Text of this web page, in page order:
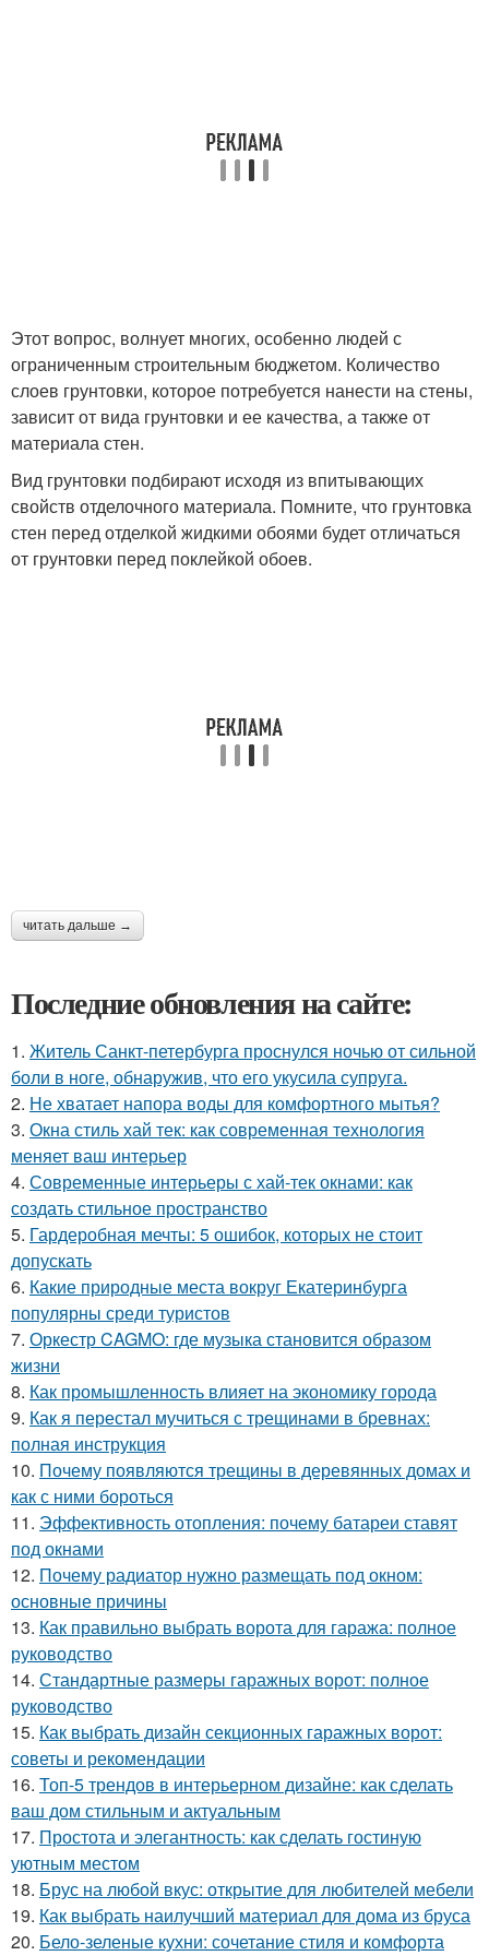
Этот вопрос, волнует многих, особенно людей с
ограниченным строительным бюджетом. Количество
слоев грунтовки, которое потребуется нанести на стены,
зависит от вида грунтовки и ее качества, а также от
материала стен.
Вид грунтовки подбирают исходя из впитывающих
свойств отделочного материала. Помните, что грунтовка
стен перед отделкой жидкими обоями будет отличаться
от грунтовки перед поклейкой обоев.
читать дальше →
Последние обновления на сайте:
1. Житель Санкт-петербурга проснулся ночью от сильной
боли в ноге, обнаружив, что его укусила супруга.
2. Не хватает напора воды для комфортного мытья?
3. Окна стиль хай тек: как современная технология
меняет ваш интерьер
4. Современные интерьеры с хай-тек окнами: как
создать стильное пространство
5. Гардеробная мечты: 5 ошибок, которых не стоит
допускать
6. Какие природные места вокруг Екатеринбурга
популярны среди туристов
7. Оркестр CAGMO: где музыка становится образом
жизни
8. Как промышленность влияет на экономику города
9. Как я перестал мучиться с трещинами в бревнах:
полная инструкция
10. Почему появляются трещины в деревянных домах и
как с ними бороться
11. Эффективность отопления: почему батареи ставят
под окнами
12. Почему радиатор нужно размещать под окном:
основные причины
13. Как правильно выбрать ворота для гаража: полное
руководство
14. Стандартные размеры гаражных ворот: полное
руководство
15. Как выбрать дизайн секционных гаражных ворот:
советы и рекомендации
16. Топ-5 трендов в интерьерном дизайне: как сделать
ваш дом стильным и актуальным
17. Простота и элегантность: как сделать гостиную
уютным местом
18. Брус на любой вкус: открытие для любителей мебели
19. Как выбрать наилучший материал для дома из бруса
20. Бело-зеленые кухни: сочетание стиля и комфорта